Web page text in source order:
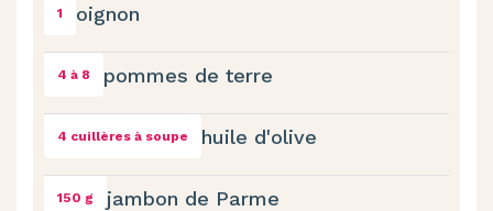
1 oignon
4 à 8 pommes de terre
4 cuillères à soupe huile d'olive
150 g jambon de Parme